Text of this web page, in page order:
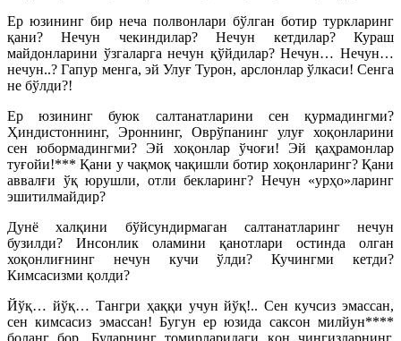
Ер юзининг бир неча полвонлари бўлган ботир туркларинг
қани? Нечун чекиндилар? Нечун кетдилар? Кураш
майдонларини ўзгаларга нечун қўйдилар? Нечун… Нечун…
нечун..? Гапур менга, эй Улуғ Турон, арслонлар ўлкаси! Сенга
не бўлди?!
Ер юзининг буюк салтанатларини сен қурмадингми?
Ҳиндистоннинг, Эроннинг, Оврўпанинг улуғ хоқонларини
сен юбормадингми? Эй хоқонлар ўчоғи! Эй қаҳрамонлар
туғойи!*** Қани у чақмоқ чақишли ботир хоқонларинг? Қани
аввалғи ўқ юрушли, отли бекларинг? Нечун «урҳо»ларинг
эшитилмайдир?
Дунё халқини бўйсундирмаган салтанатларинг нечун
бузилди? Инсонлик оламини қанотлари остинда олган
хоқонлиғнинг нечун кучи ўлди? Кучингми кетди?
Кимсасизми қолди?
Йўқ… йўқ… Тангри ҳаққи учун йўқ!.. Сен кучсиз эмассан,
сен кимсасиз эмассан! Бугун ер юзида саксон милйун****